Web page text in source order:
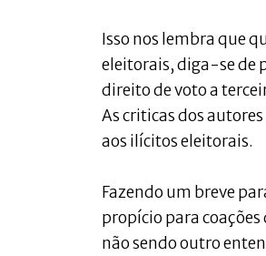
Isso nos lembra que
eleitorais, diga-se de
direito de voto a
As criticas dos
aos ilícitos eleitorais.
Fazendo um breve
propício para coações
não sendo outro